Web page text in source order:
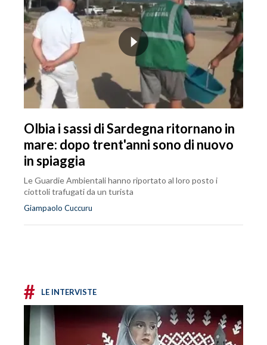
Olbia i sassi di Sardegna ritornano in
mare: dopo trent'anni sono di nuovo
in spiaggia
Le Guardie Ambientali hanno riportato al loro posto i
ciottoli trafugati da un turista
Giampaolo Cuccuru
# LE INTERVISTE